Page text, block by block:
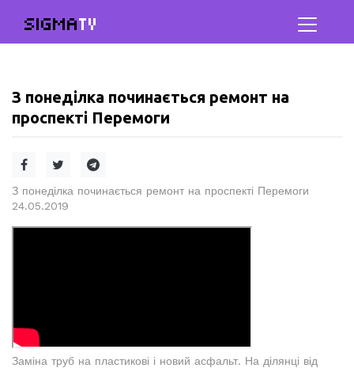
SIGMATV
З понеділка починається ремонт на
проспекті Перемоги
З понеділка починається ремонт на проспекті Перемоги
24.05.2019
Заміна труб на пластикові і новий асфальт. На ділянці від